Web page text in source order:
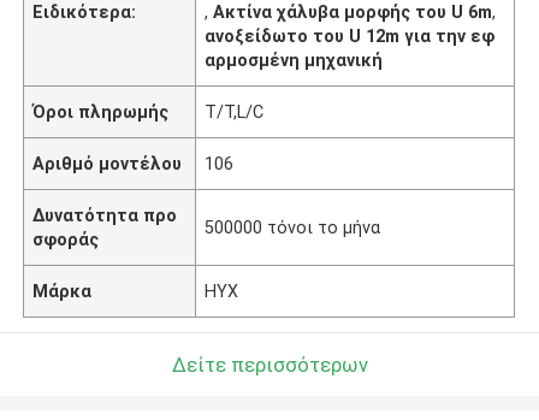
Ειδικότερα:
,Ακτίνα χάλυβα μορφής του U 6m,
ανοξείδωτο του U 12m για την εφ
αρμοσμένη μηχανική
Όροι πληρωμής T/T,L/C
Αριθμό μοντέλου 106
Δυνατότητα προ
σφοράς
500000 τόνοι το μήνα
Μάρκα HYX
Δείτε περισσότερων